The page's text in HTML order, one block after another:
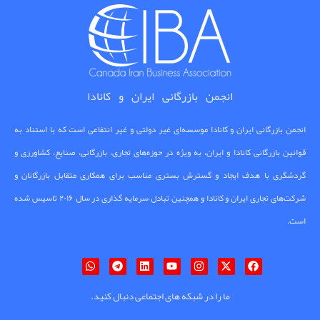
انجمن بازرگانی ایران و کانادا
انجمن بازرگانی ایران و کانادا موسسه‌ای غیر دولتی و غیر انتفاعی است که با استناد به
قوانین بازرگانی کانادا و ایران، به ویژه در حوزه‌های تجاری، بازرگانی، صنایع، کشاورزی و
گردشگری با هدف ایجاد و گسترش بستری مناسب برای همکاری متقابل بازرگانان و
شرکت‌های تجاری ایران و کانادا و همچنین تبادل سرمایه گذاری در سال ۲۰۱۶ تاسیس شده
است.
ما را در شبکه های اجتماعی دنبال کنید.